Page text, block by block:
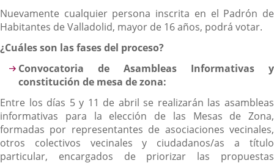
una
Nuevamente cualquier persona inscrita en el Padrón de
Habitantes de Valladolid, mayor de 16 años, podrá votar.
¿Cuáles son las fases del proceso?
Convocatoria de Asambleas Informativas y
constitución de mesa de zona:
Entre los días 5 y 11 de abril se realizarán las asambleas
informativas para la elección de las Mesas de Zona,
formadas por representantes de asociaciones vecinales,
otros colectivos vecinales y ciudadanos/as a título
particular, encargados de priorizar las propuestas